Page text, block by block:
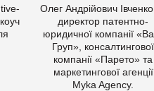
Олег Андрійович
директор патентно-
юридичної компанії
Груп», консалтингової
компанії «Парето» та
маркетингової агенції
Myka Agency.